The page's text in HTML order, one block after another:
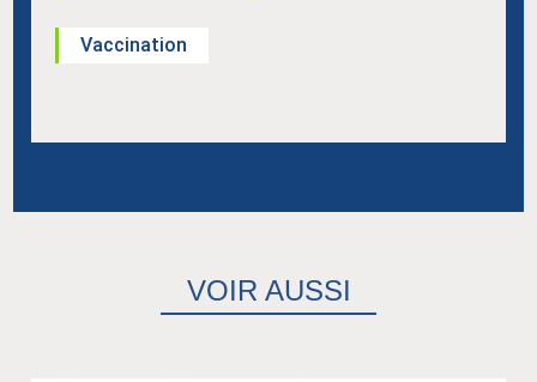
Vaccination
VOIR AUSSI